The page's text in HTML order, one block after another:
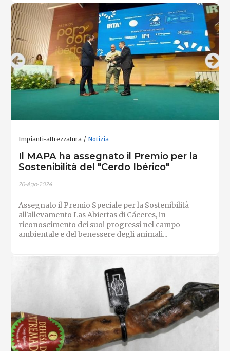
Impianti-attrezzatura Notizia
Il MAPA ha assegnato il Premio per la
Sostenibilità del "Cerdo Ibérico"
26-Ago-2024
Assegnato il Premio Speciale per la Sostenibilità
all'allevamento Las Abiertas di Cáceres, in
riconoscimento dei suoi progressi nel campo
ambientale e del benessere degli animali...